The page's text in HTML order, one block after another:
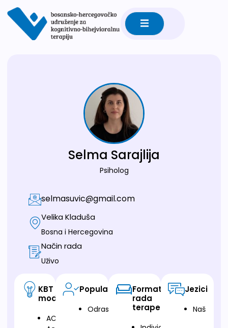
Selma Sarajlija
Psiholog
selmasuvic@gmail.com
Velika Kladuša
Bosna i Hercegovina
Način rada
Uživo
KBT
modalitet
ACT-
Populacija
Odrasli
Format
rada
terapeuta
Jezici
Naš